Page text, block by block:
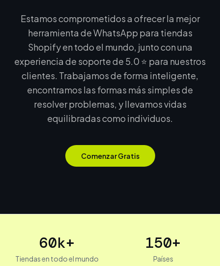
Estamos comprometidos a ofrecer la mejor
herramienta de WhatsApp para tiendas
Shopify en todo el mundo, junto con una
experiencia de soporte de 5.0 ⭐ para nuestros
clientes. Trabajamos de forma inteligente,
encontramos las formas más simples de
resolver problemas, y llevamos vidas
equilibradas como individuos.
Comenzar Gratis
60k+
Tiendas en todo el mundo
150+
Países